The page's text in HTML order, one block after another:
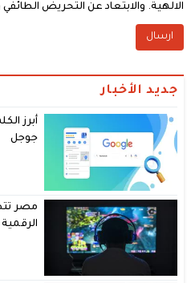
الالهية. والابتعاد عن التحريض
جديد الأخبار
جوجل
مصر
الرقمية